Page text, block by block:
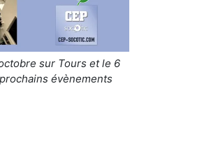
sur Tours et le 6
évènements